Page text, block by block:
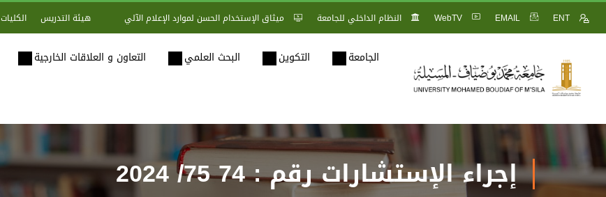
ENT
EMAIL
WebTV النظام الداخلي للجامعة ميثاق الإستخدام الحسن لموارد الإعلام الآلي هيئة التدريس الكليات
الجامعة التكوين البحث العلمي التعاون و العلاقات الخارجية
إجراء الإستشارات رقم : 74 75/ 2024